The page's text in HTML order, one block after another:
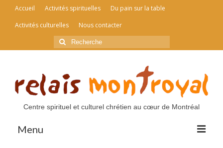
Accueil Activités spirituelles
Du pain sur la table
Activités culturelles
Nous contacter
Rechercher
:
Centre spirituel et culturel chrétien au cœur de Montréal
Menu